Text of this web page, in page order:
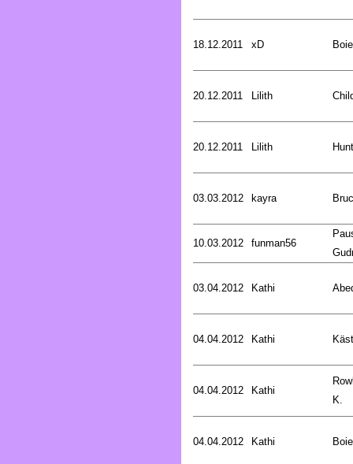
18.12.2011 xD
20.12.2011 Lilith
20.12.2011 Lilith
03.03.2012 kayra
10.03.2012 funman56
03.04.2012 Kathi
04.04.2012 Kathi
04.04.2012 Kathi
K.
04.04.2012 Kathi